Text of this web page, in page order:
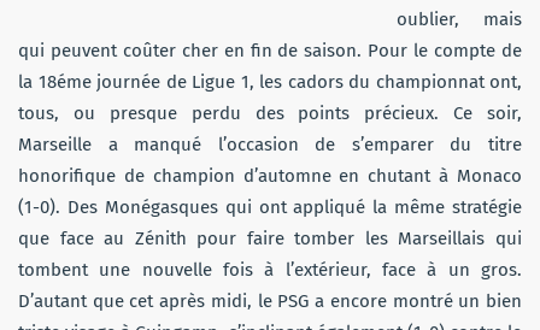
oublier, mais
qui peuvent coûter cher en fin de saison. Pour le compte de
la 18éme journée de Ligue 1, les cadors du championnat ont,
tous, ou presque perdu des points précieux. Ce soir,
Marseille a manqué l’occasion de s’emparer du titre
honorifique de champion d’automne en chutant à Monaco
(1-0). Des Monégasques qui ont appliqué la même stratégie
que face au Zénith pour faire tomber les Marseillais qui
tombent une nouvelle fois à l’extérieur, face à un gros.
D’autant que cet après midi, le PSG a encore montré un bien